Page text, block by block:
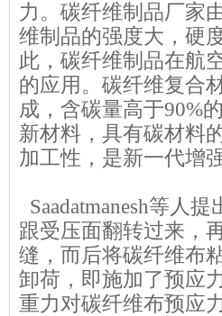
力。 碳纤维制品厂家
维制品的强度大，硬
此，碳纤维制品在航
的应用。 碳纤维复合
成，含碳量高于90%
新材料，具有碳材料
加工性，是新一代增
Saadatmanesh等人
跟受压面翻转过来，
缝，而后将碳纤维布
卸荷，即施加了预应
重力对碳纤维布预应